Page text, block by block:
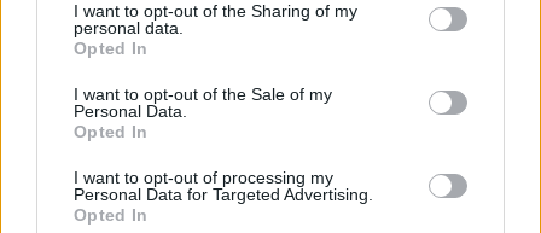
not limited to your visit or usage behaviour. You may click to
grant or deny consent to Google and its third-party tags to
use your data for below specified purposes in below Google
consent section.
I want to opt-out of the Sharing of my
personal data.
Opted In
I want to opt-out of the Sale of my
Personal Data.
Opted In
I want to opt-out of processing my
Personal Data for Targeted Advertising.
Opted In
Διαβάστε περισσότερα
Δευτέρα 27 Απρ 2026, 18:38
Π. Νικηφορίδης: Και